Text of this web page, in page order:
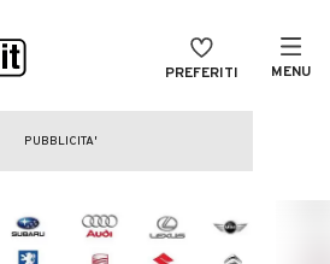
PREFERITI MENU